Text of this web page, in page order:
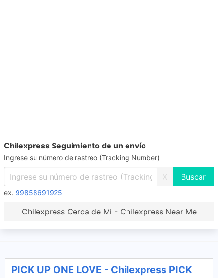
Chilexpress Seguimiento de un envío
Ingrese su número de rastreo (Tracking Number)
X
ex. 99858691925
Chilexpress Cerca de Mi - Chilexpress Near Me
PICK UP ONE LOVE - Chilexpress PICK